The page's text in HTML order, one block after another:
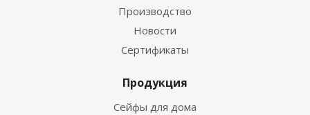
Производство
Новости
Сертификаты
Продукция
Сейфы для дома